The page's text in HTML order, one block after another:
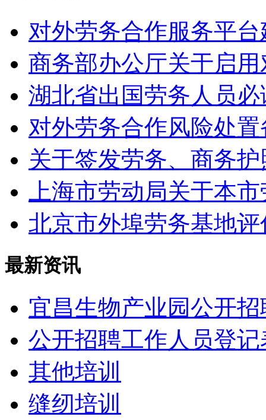
对外劳务合作服务平
商务部办公厅关于启
湖北省出国劳务人员必
对外劳务合作风险处
关于签发劳务、商务
上海市劳动局关于本
北京市外埠劳务基地
最新资讯
宜昌生物产业园公开
公开招聘工作人员登记
其他培训
缝纫培训